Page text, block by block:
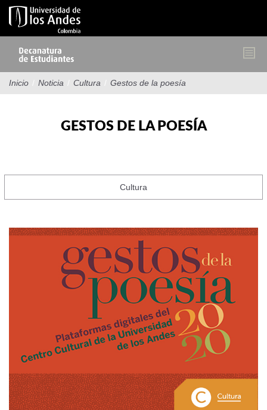
Pasar
contenido
Inicio / Noticia / Cultura / Gestos de la poesía
GESTOS DE LA POESÍA
Cultura